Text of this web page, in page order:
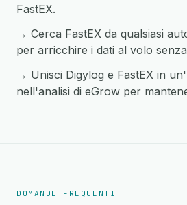
FastEX.
→ Cerca FastEX da qualsiasi
per arricchire i dati al volo
→ Unisci Digylog e FastEX in
nell'analisi di eGrow per
DOMANDE FREQUENTI